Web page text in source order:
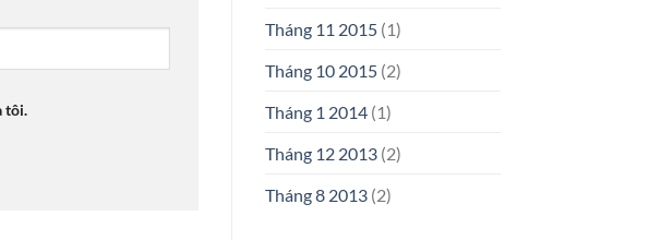
tôi.
Tháng 11 2015(1)
Tháng 10 2015(2)
Tháng 1 2014(1)
Tháng 12 2013(2)
Tháng 8 2013(2)